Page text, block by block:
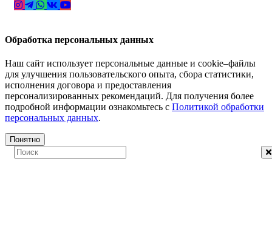
Обработка персональных данных
Наш сайт использует персональные данные и cookie–файлы
для улучшения пользовательского опыта, сбора статистики,
исполнения договора и предоставления
персонализированных рекомендаций. Для получения более
подробной информации ознакомьтесь с Политикой обработки
персональных данных.
Понятно